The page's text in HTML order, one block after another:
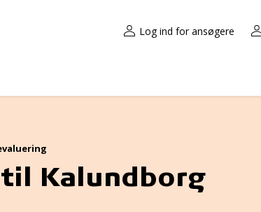
Log ind for ansøgere
Kalundborg